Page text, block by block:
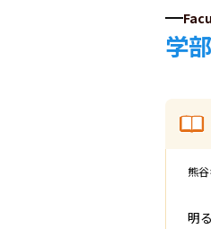
学
熊
明